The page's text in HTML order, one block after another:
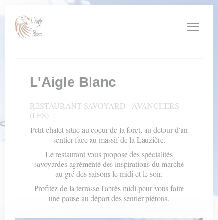
Personnalisation de vos choix en matière de cookies
L'Aigle Blanc
RESTAURANT SAVOYARD - AVANCHERS
(LES)
Petit chalet situé au coeur de la forêt, au détour d'un
sentier face au massif de la Lauzière.
Le restaurant vous propose des spécialités
savoyardes agrémenté des inspirations du marché
au gré des saisons le midi et le soir.
Profitez de la terrasse l'après midi pour vous faire
une pause au départ des sentier piétons.